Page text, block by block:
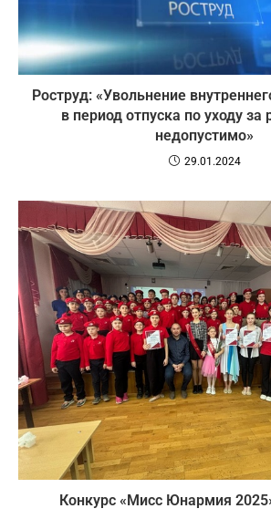
Роструд: «Увольнение
в период отпуска по уходу
недопустимо»
29.01.2024
️Конкурс «Мисс Юнармия